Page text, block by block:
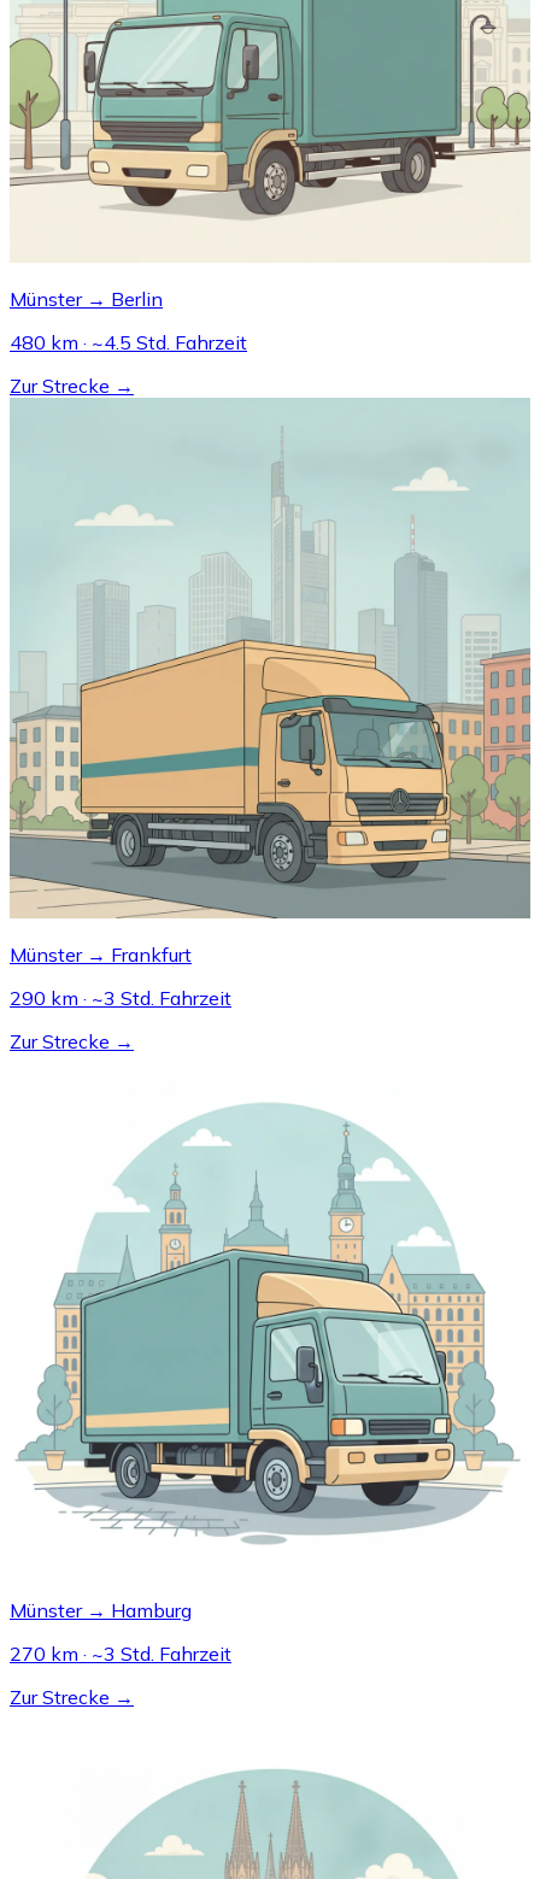
Münster → Berlin
480 km · ~4.5 Std. Fahrzeit
Zur Strecke →
Münster → Frankfurt
290 km · ~3 Std. Fahrzeit
Zur Strecke →
Münster → Hamburg
270 km · ~3 Std. Fahrzeit
Zur Strecke →